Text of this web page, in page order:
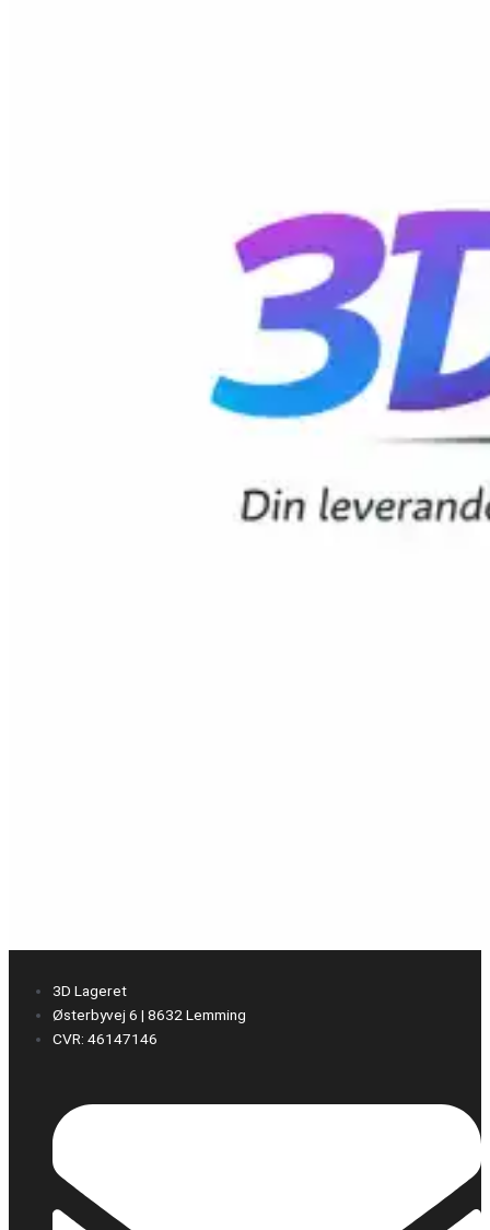
3D Lageret
Østerbyvej 6 | 8632 Lemming
CVR: 46147146